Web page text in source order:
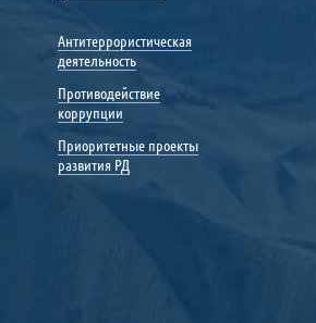
Антитеррористическая
деятельность
Противодействие
коррупции
Приоритетные проекты
развития РД